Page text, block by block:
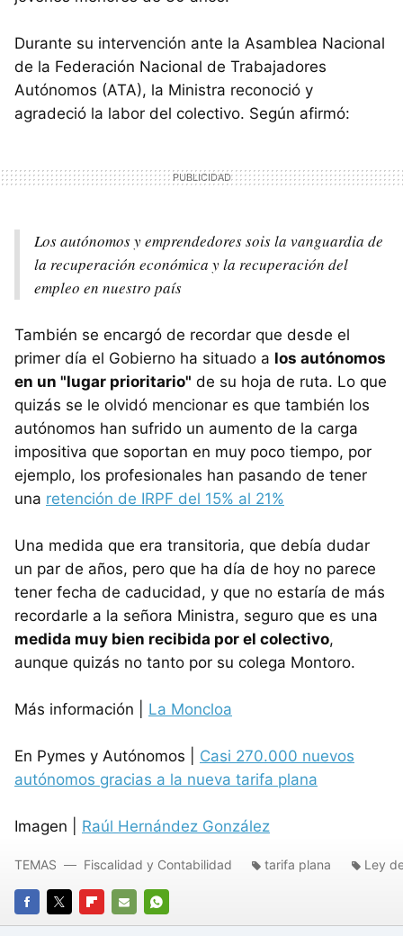
Durante su intervención ante la Asamblea Nacional
de la Federación Nacional de Trabajadores
Autónomos (ATA), la Ministra reconoció y
agradeció la labor del colectivo. Según afirmó:
Los autónomos y emprendedores sois la vanguardia de
la recuperación económica y la recuperación del
empleo en nuestro país
También se encargó de recordar que desde el
primer día el Gobierno ha situado a los autónomos
en un "lugar prioritario" de su hoja de ruta. Lo que
quizás se le olvidó mencionar es que también los
autónomos han sufrido un aumento de la carga
impositiva que soportan en muy poco tiempo, por
ejemplo, los profesionales han pasando de tener
una retención de IRPF del 15% al 21%
Una medida que era transitoria, que debía dudar
un par de años, pero que ha día de hoy no parece
tener fecha de caducidad, y que no estaría de más
recordarle a la señora Ministra, seguro que es una
medida muy bien recibida por el colectivo,
aunque quizás no tanto por su colega Montoro.
Más información | La Moncloa
En Pymes y Autónomos | Casi 270.000 nuevos
autónomos gracias a la nueva tarifa plana
Imagen | Raúl Hernández González
FACEBOOK
TWITTERFLIPBOARD
E-
WHATSAPP
TEMAS Fiscalidad y Contabilidad tarifa plana Ley